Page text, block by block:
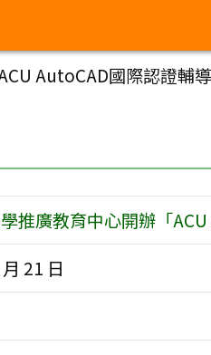
AutoCAD國際認證輔
推廣教育中心開辦「
21 日